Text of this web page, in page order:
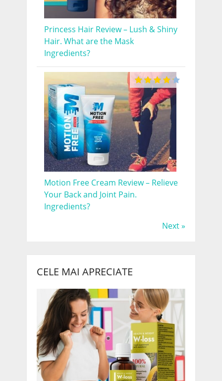
Princess Hair Review – Lush & Shiny
Hair. What are the Mask
Ingredients?
Motion Free Cream Review – Relieve
Your Back and Joint Pain.
Ingredients?
Next »
CELE MAI APRECIATE